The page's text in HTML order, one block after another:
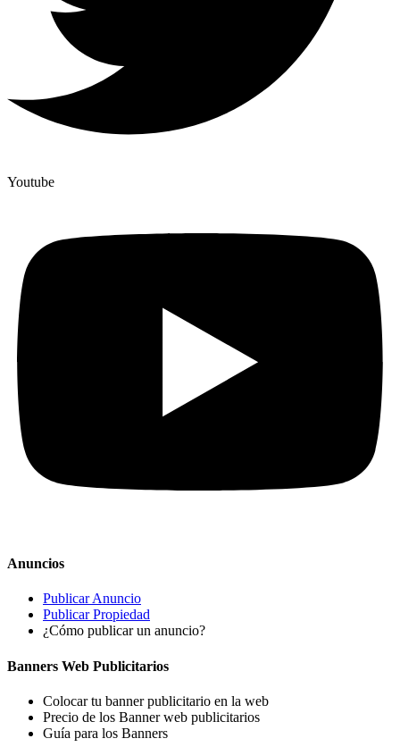
Youtube
Anuncios
Publicar Anuncio
Publicar Propiedad
¿Cómo publicar un anuncio?
Banners Web Publicitarios
Colocar tu banner publicitario en la web
Precio de los Banner web publicitarios
Guía para los Banners